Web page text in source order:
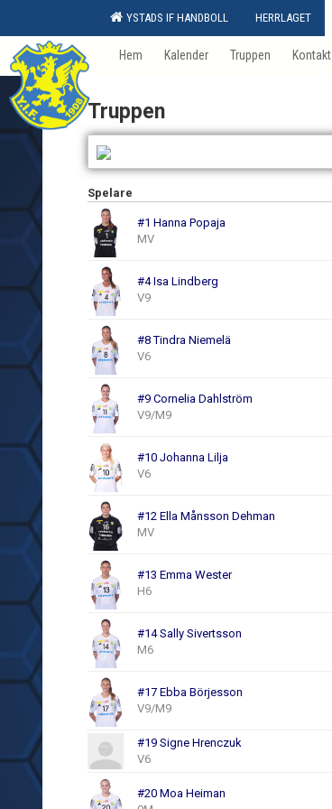
YSTADS IF HANDBOLL HERRLAGET
Hem Kalender Truppen Kontakt
Truppen
Spelare
#1 Hanna Popaja
MV
#4 Isa Lindberg
V9
#8 Tindra Niemelä
V6
#9 Cornelia Dahlström
V9/M9
#10 Johanna Lilja
V6
#12 Ella Månsson Dehman
MV
#13 Emma Wester
H6
#14 Sally Sivertsson
M6
#17 Ebba Börjesson
V9/M9
#19 Signe Hrenczuk
V6
#20 Moa Heiman